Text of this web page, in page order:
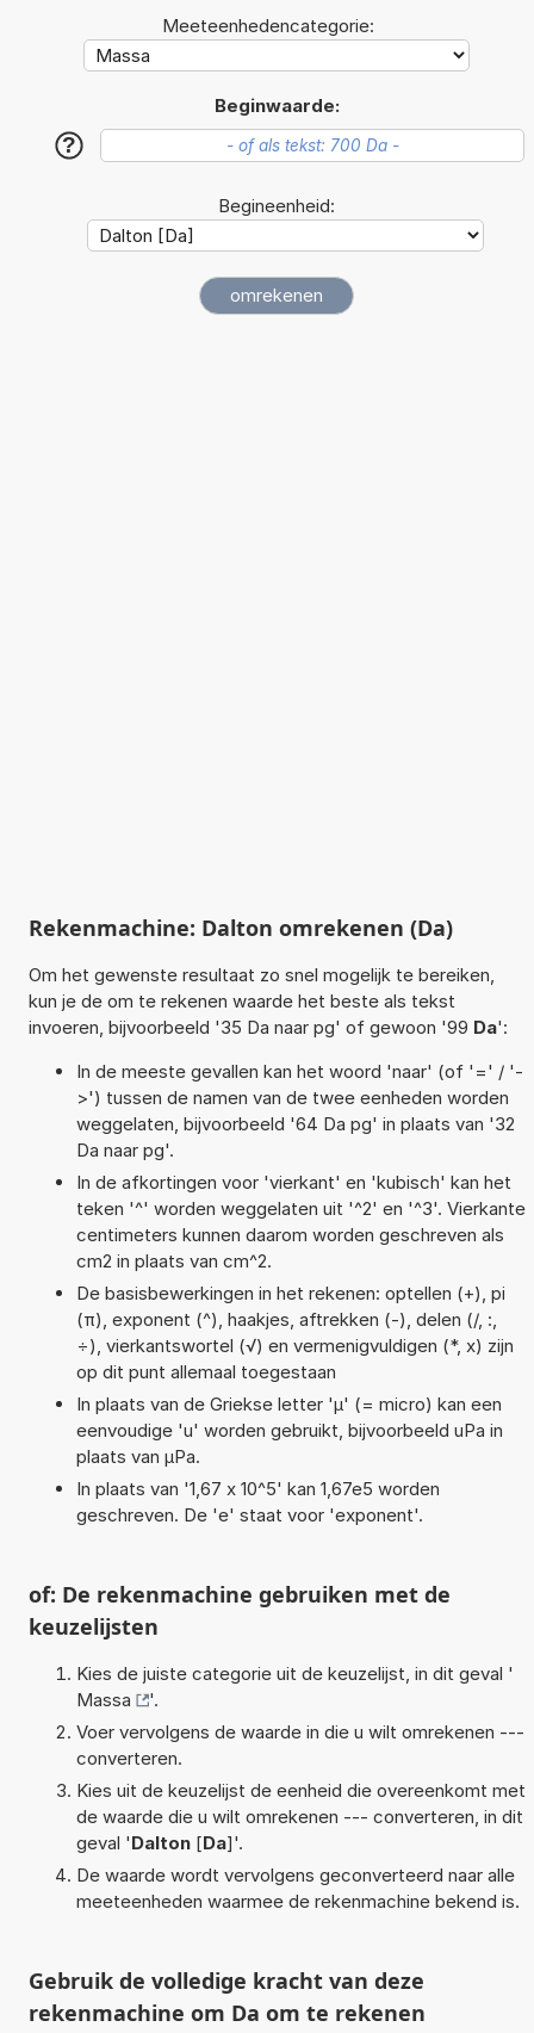
Meeteenhedencategorie:
Beginwaarde:
?
Begineenheid:
Rekenmachine: Dalton omrekenen (Da)
Om het gewenste resultaat zo snel mogelijk te bereiken,
kun je de om te rekenen waarde het beste als tekst
invoeren, bijvoorbeeld '35 Da naar pg' of gewoon '99 Da':
In de meeste gevallen kan het woord 'naar' (of '=' / '-
>') tussen de namen van de twee eenheden worden
weggelaten, bijvoorbeeld '64 Da pg' in plaats van '32
Da naar pg'.
In de afkortingen voor 'vierkant' en 'kubisch' kan het
teken '^' worden weggelaten uit '^2' en '^3'. Vierkante
centimeters kunnen daarom worden geschreven als
cm2 in plaats van cm^2.
De basisbewerkingen in het rekenen: optellen (+), pi
(π), exponent (^), haakjes, aftrekken (-), delen (/, :,
÷), vierkantswortel (√) en vermenigvuldigen (*, x) zijn
op dit punt allemaal toegestaan
In plaats van de Griekse letter 'µ' (= micro) kan een
eenvoudige 'u' worden gebruikt, bijvoorbeeld uPa in
plaats van µPa.
In plaats van '1,67 x 10^5' kan 1,67e5 worden
geschreven. De 'e' staat voor 'exponent'.
of: De rekenmachine gebruiken met de
keuzelijsten
Kies de juiste categorie uit de keuzelijst, in dit geval '
Massa
'.
Voer vervolgens de waarde in die u wilt omrekenen ---
converteren.
Kies uit de keuzelijst de eenheid die overeenkomt met
de waarde die u wilt omrekenen --- converteren, in dit
geval 'Dalton[Da]'.
De waarde wordt vervolgens geconverteerd naar alle
meeteenheden waarmee de rekenmachine bekend is.
Gebruik de volledige kracht van deze
rekenmachine om Da om te rekenen